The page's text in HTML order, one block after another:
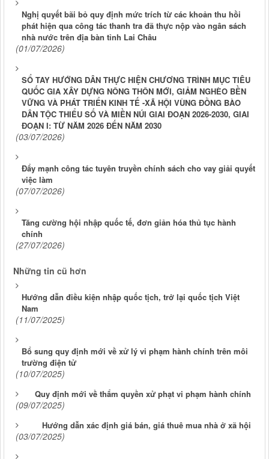
Nghị quyết bãi bỏ quy định mức trích từ các khoản thu hồi
phát hiện qua công tác thanh tra đã thực nộp vào ngân sách
nhà nước trên địa bàn tỉnh Lai Châu
(01/07/2026)
SỔ TAY HƯỚNG DÂN THỰC HIỆN CHƯƠNG TRÌNH MỤC TIÊU
QUỐC GIA XÂY DỰNG NÔNG THÔN MỚI, GIẢM NGHÈO BỀN
VỮNG VÀ PHÁT TRIỂN KINH TẾ -XÃ HỘI VÙNG ĐỒNG BÀO
DÂN TỘC THIỂU SỐ VÀ MIỀN NÚI GIAI ĐOẠN 2026-2030, GIAI
ĐOẠN I: TỪ NĂM 2026 ĐẾN NĂM 2030
(03/07/2026)
Đẩy mạnh công tác tuyên truyền chính sách cho vay giải quyết
việc làm
(07/07/2026)
Tăng cường hội nhập quốc tế, đơn giản hóa thủ tục hành
chính
(27/07/2026)
Những tin cũ hơn
Hướng dẫn điều kiện nhập quốc tịch, trở lại quốc tịch Việt
Nam
(11/07/2025)
Bổ sung quy định mới về xử lý vi phạm hành chính trên môi
trường điện tử
(10/07/2025)
Quy định mới về thẩm quyền xử phạt vi phạm hành chính
(09/07/2025)
Hướng dẫn xác định giá bán, giá thuê mua nhà ở xã hội
(03/07/2025)